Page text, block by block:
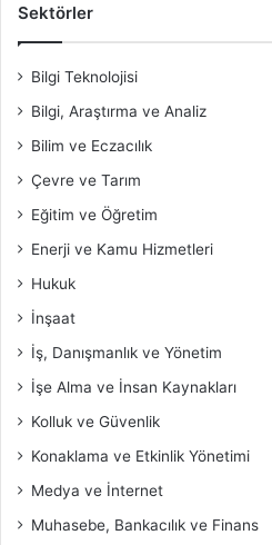
Sektörler
Bilgi Teknolojisi
Bilgi, Araştırma ve Analiz
Bilim ve Eczacılık
Çevre ve Tarım
Eğitim ve Öğretim
Enerji ve Kamu Hizmetleri
Hukuk
İnşaat
İş, Danışmanlık ve Yönetim
İşe Alma ve İnsan Kaynakları
Kolluk ve Güvenlik
Konaklama ve Etkinlik Yönetimi
Medya ve İnternet
Muhasebe, Bankacılık ve Finans